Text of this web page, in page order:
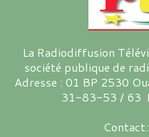
La Radiodiffusion
société publique de
Adresse : 01 BP 2530
31-83-53 / 63
Contact: